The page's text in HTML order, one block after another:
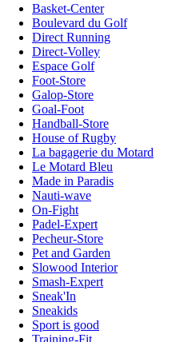
Basket-Center
Boulevard du Golf
Direct Running
Direct-Volley
Espace Golf
Foot-Store
Galop-Store
Goal-Foot
Handball-Store
House of Rugby
La bagagerie du Motard
Le Motard Bleu
Made in Paradis
Nauti-wave
On-Fight
Padel-Expert
Pecheur-Store
Pet and Garden
Slowood Interior
Smash-Expert
Sneak'In
Sneakids
Sport is good
Training-Fit